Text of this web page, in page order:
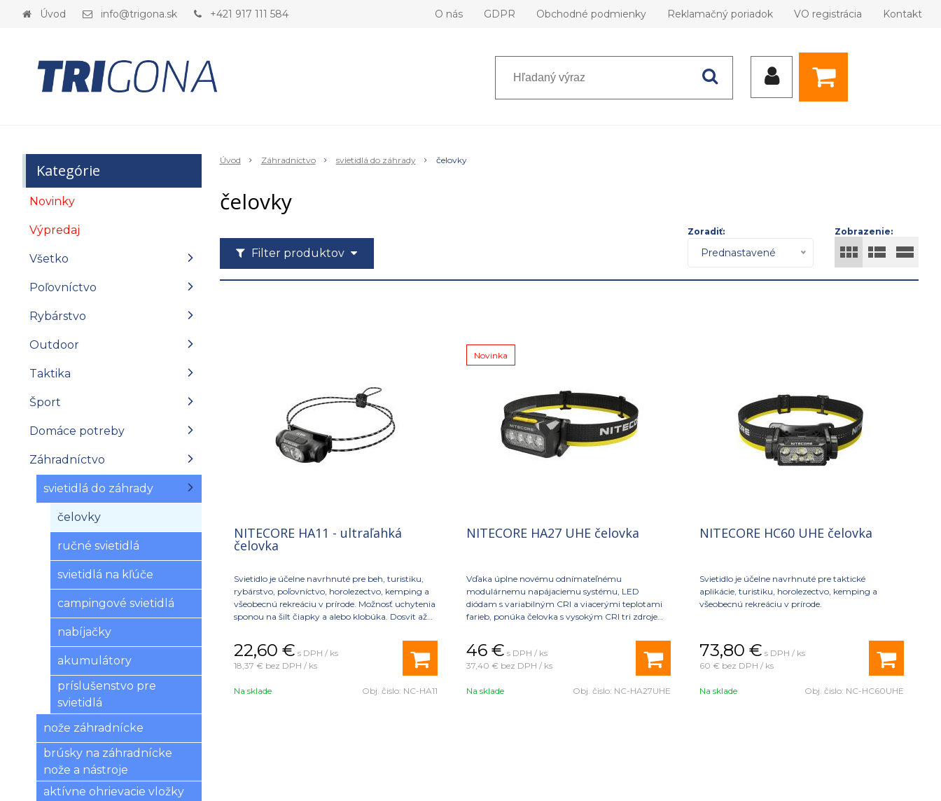
Úvod info@trigona.sk +421 917 111 584 O nás GDPR Obchodné podmienky Reklamačný poriadok VO registrácia Kontakt
Úvod Záhradníctvo svietidlá do záhrady čelovky
čelovky
Filter produktov
Zobrazenie:
Zoradiť:
Prednastavené
NITECORE HA11 - ultraľahká
čelovka
Svietidlo je účelne navrhnuté pre beh, turistiku,
rybárstvo, poľovníctvo, horolezectvo, kemping a
všeobecnú rekreáciu v prírode. Možnosť uchytenia
sponou na šilt čiapky a alebo klobúka. Dosvit až
22,60 € s DPH / ks
18,37 € bez DPH / ks
Na sklade Obj. čislo: NC-HA11
Novinka
NITECORE HA27 UHE čelovka
Vďaka úplne novému odnímateľnému
modulárnemu napájaciemu systému, LED
diódam s variabilným CRI a viacerými teplotami
farieb, ponúka čelovka s vysokým CRI tri zdroje
800 lúmenov s dosvitom 150 metrov.
46 € s DPH / ks
37,40 € bez DPH / ks
Na sklade Obj. čislo: NC-HA27UHE
NITECORE HC60 UHE čelovka
Svietidlo je účelne navrhnuté pre taktické
aplikácie, turistiku, horolezectvo, kemping a
všeobecnú rekreáciu v prírode.
73,80 € s DPH / ks
60 € bez DPH / ks
Na sklade Obj. čislo: NC-HC60UHE
Kategórie
Novinky
Výpredaj
Všetko
Poľovníctvo
Rybárstvo
Outdoor
Taktika
Šport
Domáce potreby
Záhradníctvo
svietidlá do záhrady
čelovky
ručné svietidlá
svietidlá na kľúče
campingové svietidlá
nabíjačky
akumulátory
príslušenstvo pre
svietidlá
nože záhradnícke
brúsky na záhradnícke
nože a nástroje
aktívne ohrievacie vložky